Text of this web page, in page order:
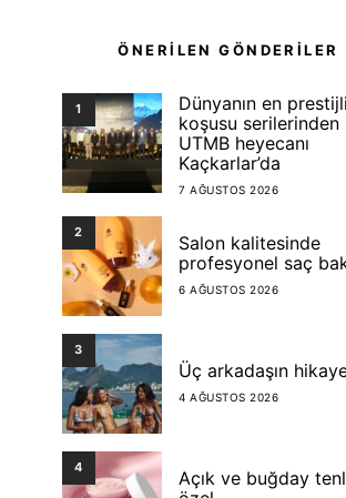
ÖNERİLEN GÖNDERİLER
1
Dünyanın en
koşusu serilerinden
UTMB heyecanı
Kaçkarlar’da
7 AĞUSTOS 2026
2
Salon kalitesinde
profesyonel saç
6 AĞUSTOS 2026
3
Üç arkadaşın
4 AĞUSTOS 2026
4
Açık ve buğday